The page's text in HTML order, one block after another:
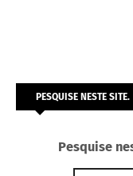
PESQUISE NESTE SITE.
Pesquise